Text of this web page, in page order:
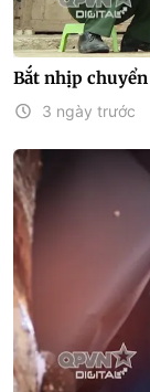
Bắt nhịp
3 ngày trước